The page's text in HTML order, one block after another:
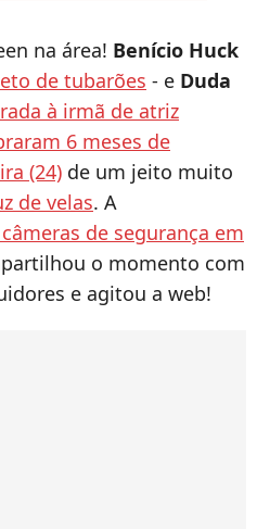
na área! Benício Huck
de tubarões - e Duda
à irmã de atriz
6 meses de
(24) de um jeito muito
de velas. A
de segurança em
o momento com
e agitou a web!